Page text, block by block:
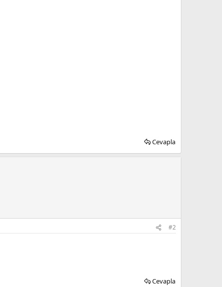
Cevapla
#2
Cevapla